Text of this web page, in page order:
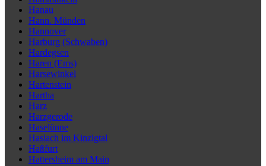
Hanau
Hann. Münden
Hannover
Harburg (Schwaben)
Hardegsen
Haren (Ems)
Harsewinkel
Hartenstein
Hartha
Harz
Harzgerode
Haselünne
Haslach im Kinzigtal
Haßfurt
Hattersheim am Main